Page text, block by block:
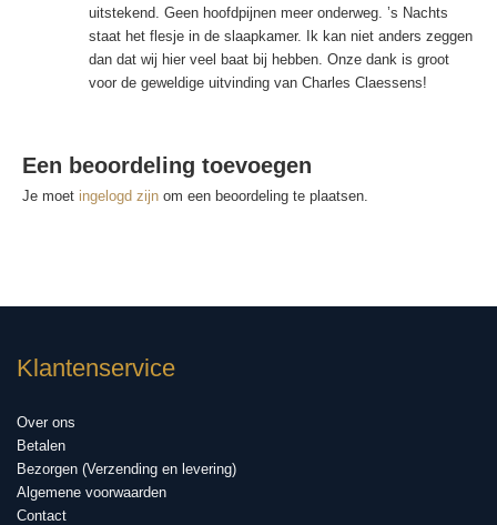
uitstekend. Geen hoofdpijnen meer onderweg. ’s Nachts
staat het flesje in de slaapkamer. Ik kan niet anders zeggen
dan dat wij hier veel baat bij hebben. Onze dank is groot
voor de geweldige uitvinding van Charles Claessens!
Een beoordeling toevoegen
Je moet ingelogd zijn om een beoordeling te plaatsen.
Klantenservice
Over ons
Betalen
Bezorgen (Verzending en levering)
Algemene voorwaarden
Contact